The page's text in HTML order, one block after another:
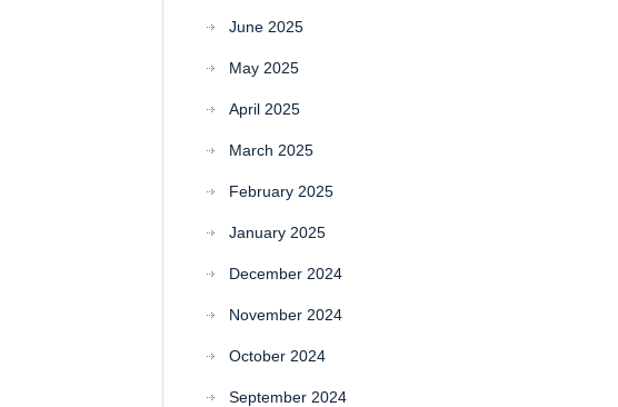
June 2025
May 2025
April 2025
March 2025
February 2025
January 2025
December 2024
November 2024
October 2024
September 2024